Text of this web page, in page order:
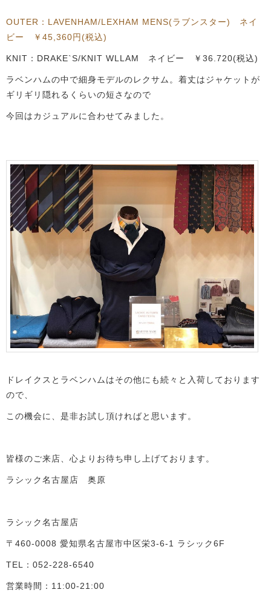
OUTER：LAVENHAM/LEXHAM MENS(ラブンスター) ネイ
ビー ￥ 45,360円 (税込)
KNIT：DRAKE`S/KNIT WLLAM ネイビー ￥36.720(税込)
ラベンハムの中で細身モデルのレクサム。着丈はジャケットが
ギリギリ隠れるくらいの短さなので
今回はカジュアルに合わせてみました。
ドレイクスとラベンハムはその他にも続々と入荷しております
ので、
この機会に、是非お試し頂ければと思います。
皆様のご来店、心よりお待ち申し上げております。
ラシック名古屋店 奥原
ラシック名古屋店
〒460-0008 愛知県名古屋市中区栄3-6-1 ラシック6F
TEL：052-228-6540
営業時間：11:00-21:00